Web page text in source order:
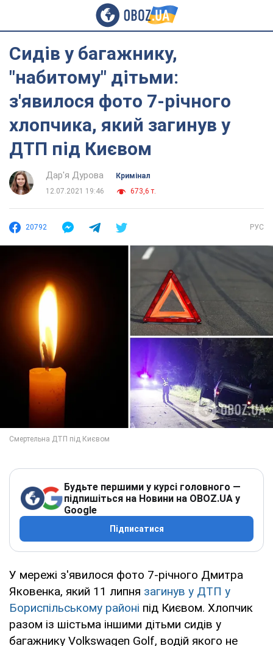
Сидів у багажнику,
"набитому" дітьми:
з'явилося фото 7-річного
хлопчика, який загинув у
ДТП під Києвом
Дар'я Дурова
Кримінал
12.07.2021 19:46
673,6 т.
20792 РУС
Будьте першими у курсі головного —
підпишіться на Новини на OBOZ.UA у
Google
Підписатися
У мережі з'явилося фото 7-річного Дмитра
Яковенка, який 11 липня загинув у ДТП у
Бориспільському районі під Києвом. Хлопчик
разом із шістьма іншими дітьми сидів у
багажнику Volkswagen Golf, водій якого не